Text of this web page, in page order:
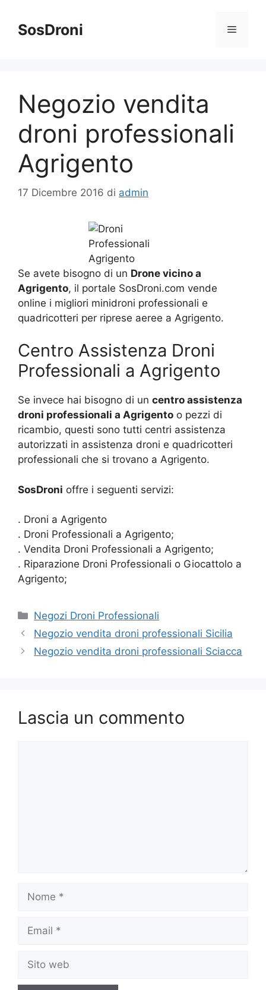
contenuto
SosDroni Menu
Negozio vendita
droni professionali
Agrigento
17 Dicembre 2016 di admin
Se avete bisogno di un Drone vicino a
Agrigento, il portale SosDroni.com vende
online i migliori minidroni professionali e
quadricotteri per riprese aeree a Agrigento.
Centro Assistenza Droni
Professionali a Agrigento
Se invece hai bisogno di un centro assistenza
droni professionali a Agrigento o pezzi di
ricambio, questi sono tutti centri assistenza
autorizzati in assistenza droni e quadricotteri
professionali che si trovano a Agrigento.
SosDroni offre i seguenti servizi:
. Droni a Agrigento
. Droni Professionali a Agrigento;
. Vendita Droni Professionali a Agrigento;
. Riparazione Droni Professionali o Giocattolo a
Agrigento;
Categorie
Negozi Droni Professionali
Negozio vendita droni professionali Sicilia
Negozio vendita droni professionali Sciacca
Lascia un commento
Nome
Email
Sito
web